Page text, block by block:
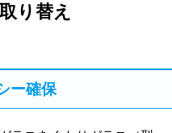
り替え
ー確保